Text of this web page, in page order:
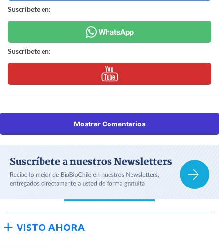
Suscríbete en:
Suscríbete en:
Mostrar Comentarios
VISTO AHORA